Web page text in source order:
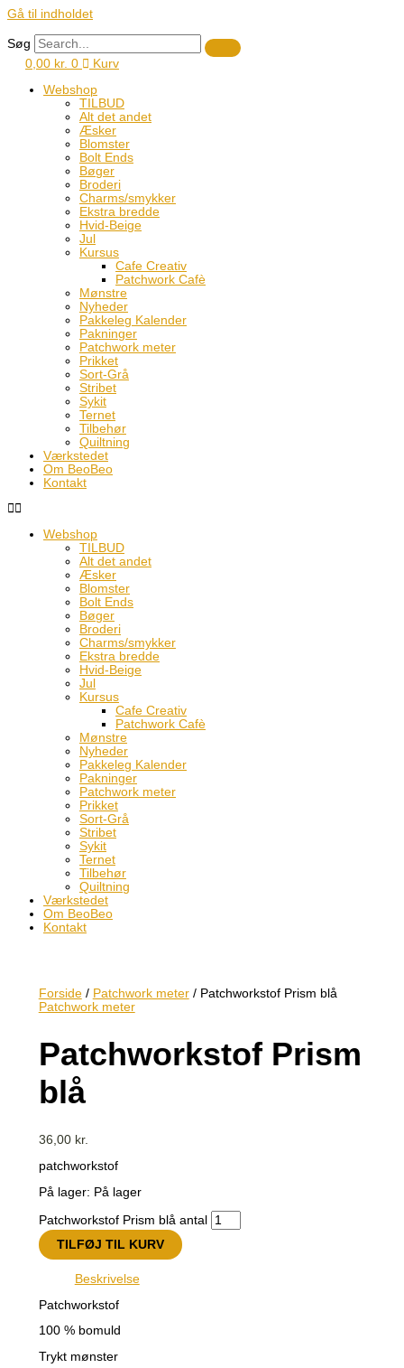
Gå til indholdet
Søg
0,00 kr. 0
Kurv
Webshop
TILBUD
Alt det andet
Æsker
Blomster
Bolt Ends
Bøger
Broderi
Charms/smykker
Ekstra bredde
Hvid-Beige
Jul
Kursus
Cafe Creativ
Patchwork Cafè
Mønstre
Nyheder
Pakkeleg Kalender
Pakninger
Patchwork meter
Prikket
Sort-Grå
Stribet
Sykit
Ternet
Tilbehør
Quiltning
Værkstedet
Om BeoBeo
Kontakt
Webshop
TILBUD
Alt det andet
Æsker
Blomster
Bolt Ends
Bøger
Broderi
Charms/smykker
Ekstra bredde
Hvid-Beige
Jul
Kursus
Cafe Creativ
Patchwork Cafè
Mønstre
Nyheder
Pakkeleg Kalender
Pakninger
Patchwork meter
Prikket
Sort-Grå
Stribet
Sykit
Ternet
Tilbehør
Quiltning
Værkstedet
Om BeoBeo
Kontakt
Forside/ Patchwork meter/ Patchworkstof Prism blå
Patchwork meter
Patchworkstof Prism
blå
36,00 kr.
patchworkstof
På lager: På lager
Patchworkstof Prism blå antal
TILFØJ TIL KURV
Beskrivelse
Patchworkstof
100 % bomuld
Trykt mønster